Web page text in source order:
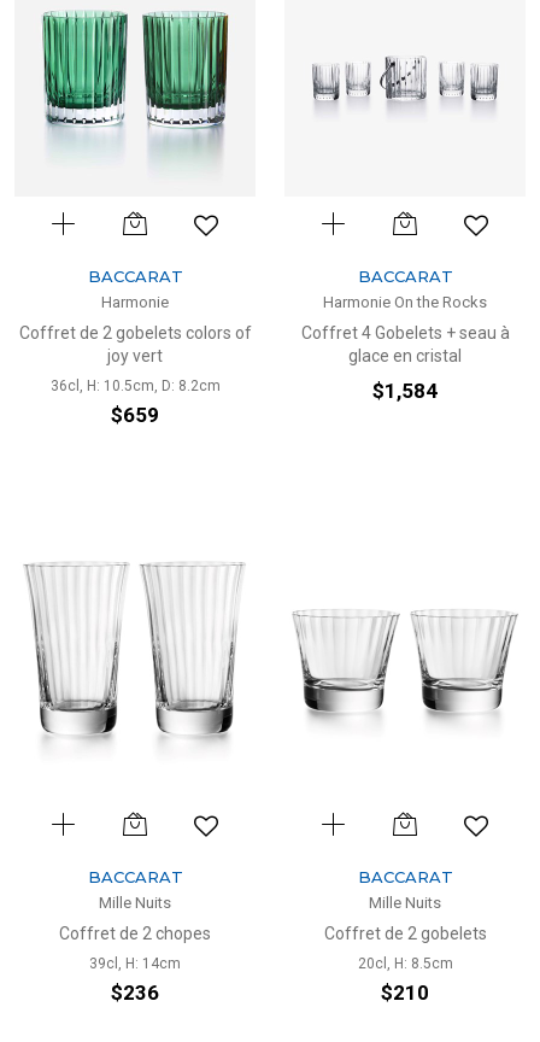
BACCARAT
Harmonie
Coffret de 2 gobelets colors of
joy vert
36cl, H: 10.5cm, D: 8.2cm
$659
BACCARAT
Harmonie On the Rocks
Coffret 4 Gobelets + seau à
glace en cristal
$1,584
BACCARAT
Mille Nuits
Coffret de 2 chopes
39cl, H: 14cm
$236
BACCARAT
Mille Nuits
Coffret de 2 gobelets
20cl, H: 8.5cm
$210